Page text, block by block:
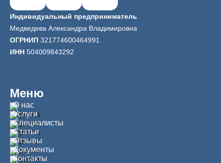
Индивидуальный предприниматель
Медведева Александра Владимировна
ОГРНИП 321774600464991
ИНН 504009843292
Меню
О нас
Услуги
Специалисты
Статьи
Отзывы
Документы
Контакты